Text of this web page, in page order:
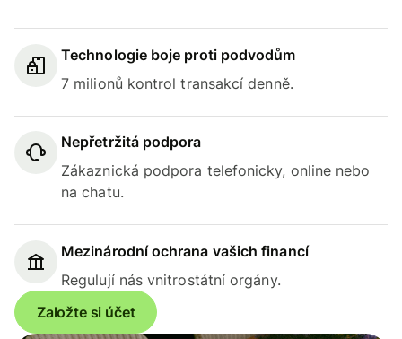
Technologie boje proti podvodům
7 milionů kontrol transakcí denně.
Nepřetržitá podpora
Zákaznická podpora telefonicky, online nebo
na chatu.
Mezinárodní ochrana vašich financí
Regulují nás vnitrostátní orgány.
Založte si účet